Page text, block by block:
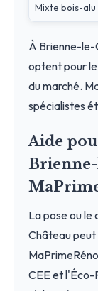
Mixte bois-alu
À Brienne-le-
optent pour
du marché.
spécialistes
Aide
La pose ou
Château
CEE et l'Éco-